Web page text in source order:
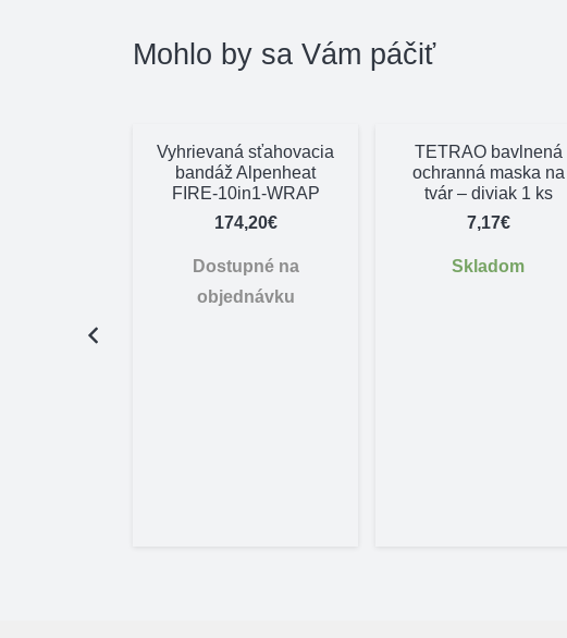
Mohlo by sa Vám páčiť
Vyhrievaná sťahovacia
bandáž Alpenheat
FIRE-10in1-WRAP
174,20€
Dostupné na
objednávku
TETRAO bavlnená
ochranná maska na
tvár – diviak 1 ks
7,17€
Skladom